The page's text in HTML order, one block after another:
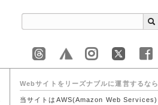
Webサイトをリーズナブルに運営するなら
当サイトはAWS(Amazon Web Services)